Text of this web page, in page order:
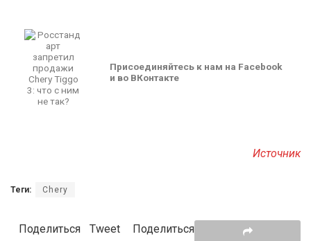
Присоединяйтесь к нам на Facebook
и во ВКонтакте
Источник
Теги: Chery
Поделиться Tweet Поделиться